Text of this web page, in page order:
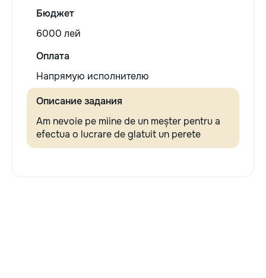
Бюджет
6000 лей
Оплата
Напрямую исполнителю
Описание задания
Am nevoie pe miine de un meșter pentru a
efectua o lucrare de glatuit un perete